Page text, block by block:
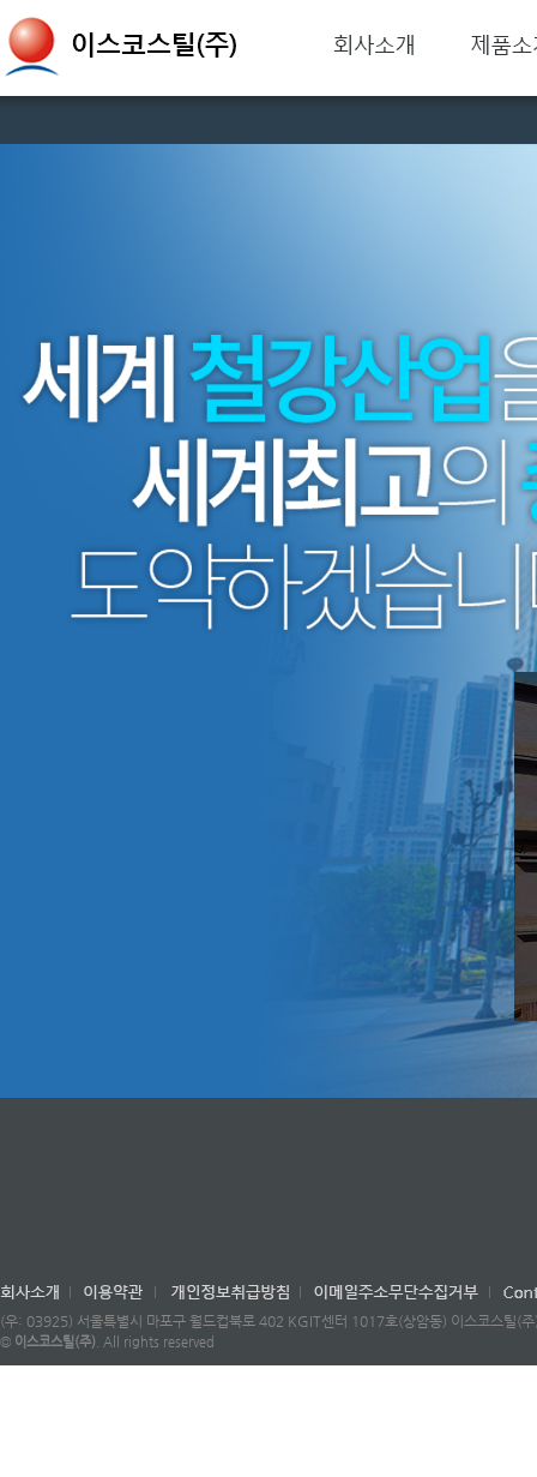
(우: 03925) 서울특별시 마포구 월드컵북로 402 KGIT센터 1017호(상암동) 이스코스틸(
© 이스코스틸(주) . All rights reserved